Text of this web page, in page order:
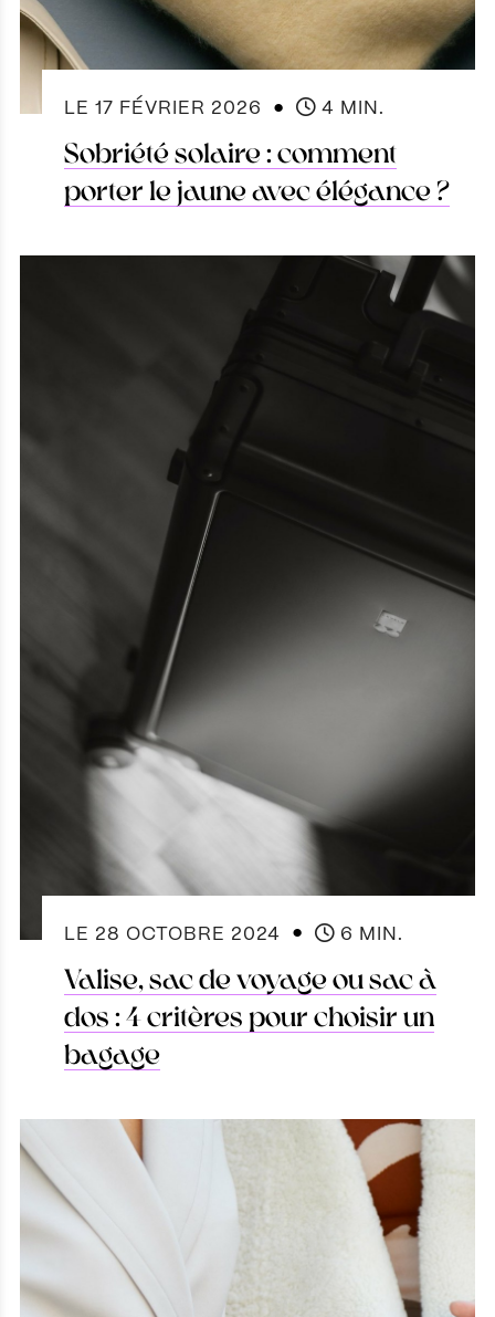
LE 17 FÉVRIER 2026 ● 4 MIN.
Sobriété solaire : comment
porter le jaune avec élégance ?
LE 28 OCTOBRE 2024 ● 6 MIN.
Valise, sac de voyage ou sac à
dos : 4 critères pour choisir un
bagage